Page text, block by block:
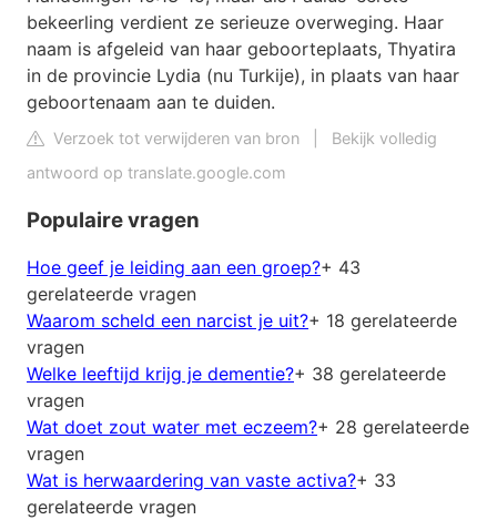
bekeerling verdient ze serieuze overweging. Haar
naam is afgeleid van haar geboorteplaats, Thyatira
in de provincie Lydia (nu Turkije), in plaats van haar
geboortenaam aan te duiden.
Verzoek tot verwijderen van bron
Bekijk volledig
antwoord op translate.google.com
Populaire vragen
Hoe geef je leiding aan een groep?+ 43
gerelateerde vragen
Waarom scheld een narcist je uit?+ 18 gerelateerde
vragen
Welke leeftijd krijg je dementie?+ 38 gerelateerde
vragen
Wat doet zout water met eczeem?+ 28 gerelateerde
vragen
Wat is herwaardering van vaste activa?+ 33
gerelateerde vragen